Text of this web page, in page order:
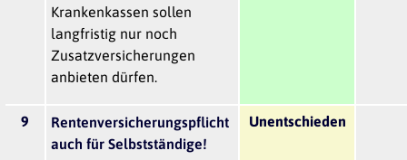
Krankenkassen sollen
langfristig nur noch
Zusatzversicherungen
anbieten dürfen.
9
Rentenversicherungspflicht
auch für Selbstständige!
Unentschieden